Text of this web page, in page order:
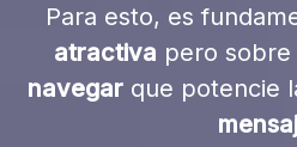
Para esto, es
atractiva pero sobre
navegar que potencie